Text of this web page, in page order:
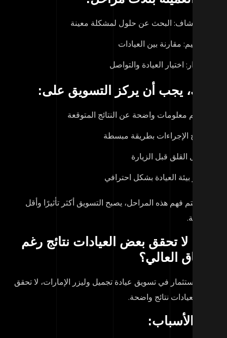
الاكتشاف: البحث عن حلول لمشكلة معينة
التقييم: مقارنة بين العيادات
القرار: اختيار العيادة والتواصل
يجب أن يركز التسويق على:
تقديم معلومات واضحة عن النتائج المتوقعة
شرح الإجراءات بطريقة مبسطة
تقليل القلق قبل الزيارة
إبراز بيئة العيادة بشكل احترافي
يتم فهم هذه المراحل، يصبح التسويق أكثر تأثيرًا وأقل
لا تحقق بعض العيادات نتائج رغم
العالي؟
الاستثمار في تسويق عيادة تجميل وليزر الإمارات، لا تحقق
العيادات نتائج واضحة.
الأسباب: